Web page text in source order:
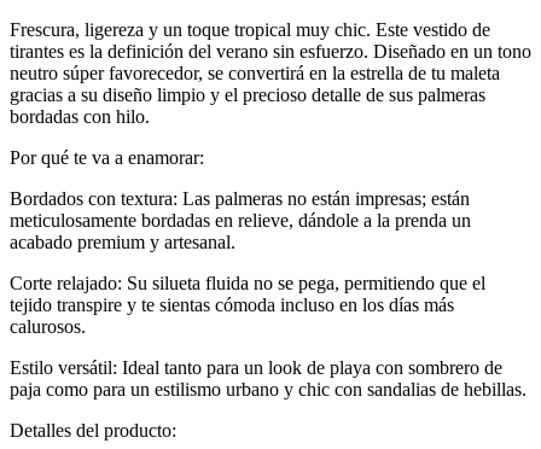
Frescura, ligereza y un toque tropical muy chic. Este vestido de
tirantes es la definición del verano sin esfuerzo. Diseñado en un tono
neutro súper favorecedor, se convertirá en la estrella de tu maleta
gracias a su diseño limpio y el precioso detalle de sus palmeras
bordadas con hilo.
Por qué te va a enamorar:
Bordados con textura: Las palmeras no están impresas; están
meticulosamente bordadas en relieve, dándole a la prenda un
acabado premium y artesanal.
Corte relajado: Su silueta fluida no se pega, permitiendo que el
tejido transpire y te sientas cómoda incluso en los días más
calurosos.
Estilo versátil: Ideal tanto para un look de playa con sombrero de
paja como para un estilismo urbano y chic con sandalias de hebillas.
Detalles del producto: